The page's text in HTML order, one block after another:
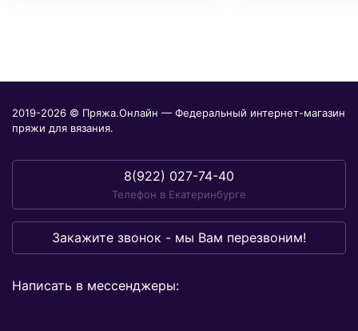
2019-2026 © Пряжа.Онлайн — Федеральный интернет-магазин
пряжи для вязания.
8(922) 027-74-40
Телефон в Екатеринбурге
Закажите звонок - мы Вам перезвоним!
Написать в мессенджеры: